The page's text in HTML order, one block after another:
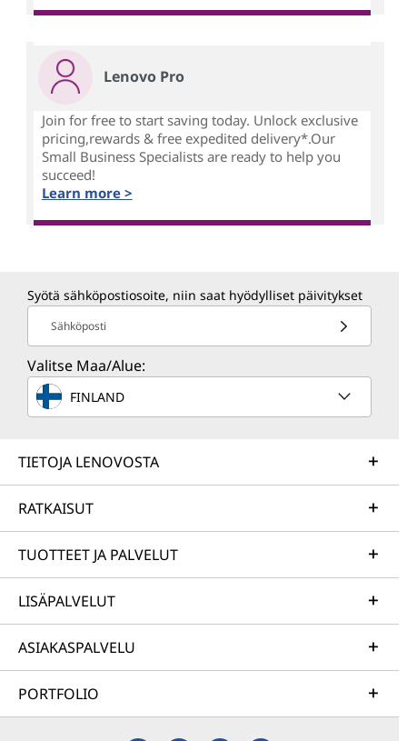
Lenovo Pro
Join for free to start saving today. Unlock exclusive
pricing,rewards & free expedited delivery*.Our
Small Business Specialists are ready to help you
succeed!
Learn more >
Syötä sähköpostiosoite, niin saat hyödylliset päivitykset
Sähköposti
Valitse Maa/Alue:
FINLAND
TIETOJA LENOVOSTA
RATKAISUT
TUOTTEET JA PALVELUT
LISÄPALVELUT
ASIAKASPALVELU
PORTFOLIO